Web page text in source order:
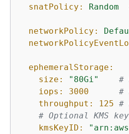
snatPolicy:
Random
networkPolicy:
ephemeralStorage:
size:
"80Gi"
#
iops:
3000
#
throughput:
125 #
# Optional KMS
kmsKeyID: